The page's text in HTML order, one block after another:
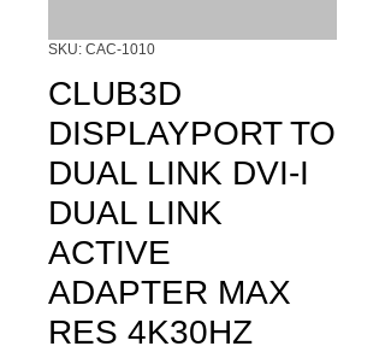
SKU: CAC-1010
CLUB3D
DISPLAYPORT TO
DUAL LINK DVI-I
DUAL LINK
ACTIVE
ADAPTER MAX
RES 4K30HZ